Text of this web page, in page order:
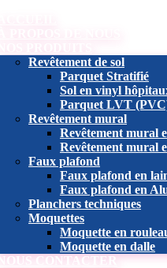
Revêtement de sol
Parquet Stratifié
Sol en vinyl
Parquet LVT
Revêtement mural
Revêtement mural
Revêtement mural
Faux plafond
Faux plafond en
Faux plafond en
Planchers techniques
Moquettes
Moquette en
Moquette en dalle
NOUS CONTACTER